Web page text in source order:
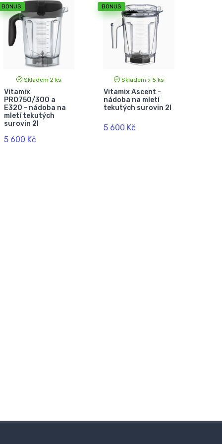
BONUS
Skladem 2 ks
Vitamix
PRO750/300 a
E320 - nádoba na
mletí tekutých
surovin 2l
5 600 Kč
BONUS
Skladem > 5 ks
Vitamix Ascent -
nádoba na mletí
tekutých surovin 2l
5 600 Kč